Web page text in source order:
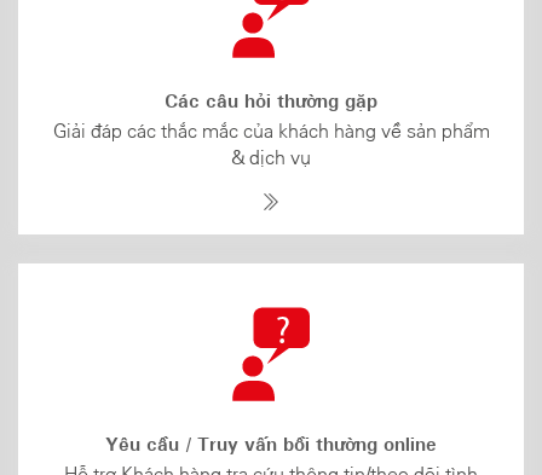
Các câu hỏi thường gặp
Giải đáp các thắc mắc của khách hàng về sản phẩm
& dịch vụ
Yêu cầu / Truy vấn bồi thường online